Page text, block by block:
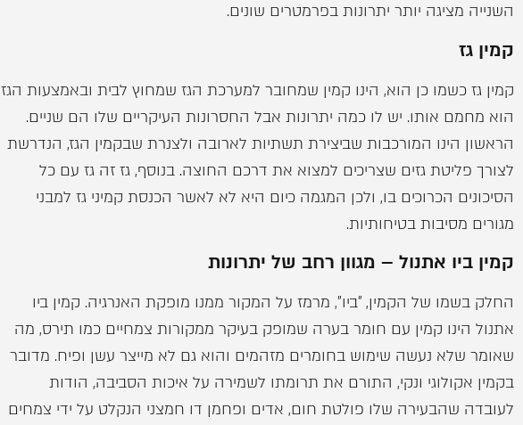
השנייה מציגה יותר יתרונות בפרמטרים שונים.
קמין גז
קמין גז כשמו כן הוא, הינו קמין שמחובר למערכת הגז שמחוץ לבית ובאמצעות הגז
הוא מחמם אותו. יש לו כמה יתרונות אבל החסרונות העיקריים שלו הם שניים.
הראשון הינו המורכבות שביצירת תשתיות לארובה ולצנרת שבקמין הגז, הנדרשת
לצורך פליטת גזים שצריכים למצוא את דרכם החוצה. בנוסף, גז זה גז עם כל
הסיכונים הכרוכים בו, ולכן המגמה כיום היא לא לאשר הכנסת קמיני גז למבני
מגורים מסיבות בטיחותיות.
קמין ביו אתנול – מגוון רחב של יתרונות
החלק בשמו של הקמין, "ביו", מרמז על המקור ממנו מופקת האנרגיה. קמין ביו
אתנול הינו קמין עם חומר בערה שמופק בעיקר ממקורות צמחיים כמו תירס, מה
שאומר שלא נעשה שימוש בחומרים מזהמים והוא גם לא מייצר עשן ופיח. מדובר
בקמין אקולוגי ונקי, התורם את תרומתו לשמירה על איכות הסביבה, הודות
לעובדה שהבעירה שלו פולטת חום, אדים ופחמן דו חמצני הנקלט על ידי צמחים